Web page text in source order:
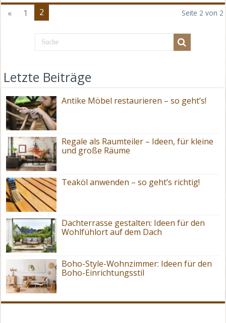
Seite 2 von 2
« 1 2
Letzte Beiträge
Antike Möbel restaurieren – so geht’s!
Regale als Raumteiler – Ideen, für kleine
und große Räume
Teaköl anwenden – so geht’s richtig!
Dachterrasse gestalten: Ideen für den
Wohlfühlort auf dem Dach
Boho-Style-Wohnzimmer: Ideen für den
Boho-Einrichtungsstil